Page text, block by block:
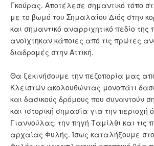
Γκούρας. Αποτέλεσε σημαντικό τόπο
με το βωμό του Σημαλαίου Διός στην
και σημαντικό αναρριχητικό πεδίο της
ανοίχτηκαν κάποιες από τις πρώτες
διαδρομές στην Αττική.
Θα ξεκινήσουμε την πεζοπορία μας
Κλειστών ακολουθώντας μονοπάτι
και δασικούς δρόμους που συναντούν
και ιστορική σημασία για την περιοχή
Γιαννούλας, την πηγή Ταμίλθι και τις
αρχαίας Φυλής. Ίσως καταλήξουμε